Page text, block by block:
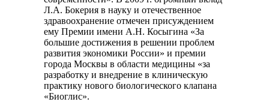
Л.А. Бокерия в науку и отечественное
здравоохранение отмечен присуждением
ему Премии имени А.Н. Косыгина «За
большие достижения в решении проблем
развития экономики России» и премии
города Москвы в области медицины «за
разработку и внедрение в клиническую
практику нового биологического клапана
«Биоглис».